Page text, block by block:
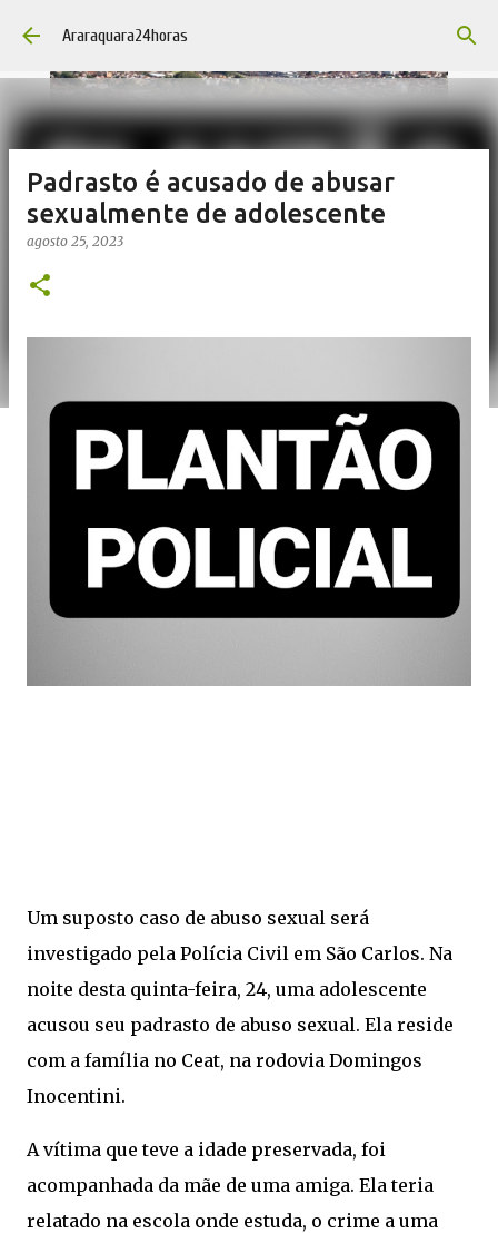
Pular para o conteúdo principal
Araraquara24horas
Padrasto é acusado de abusar
sexualmente de adolescente
agosto 25, 2023
Um suposto caso de abuso sexual será
investigado pela Polícia Civil em São Carlos. Na
noite desta quinta-feira, 24, uma adolescente
acusou seu padrasto de abuso sexual. Ela reside
com a família no Ceat, na rodovia Domingos
Inocentini.
A vítima que teve a idade preservada, foi
acompanhada da mãe de uma amiga. Ela teria
relatado na escola onde estuda, o crime a uma